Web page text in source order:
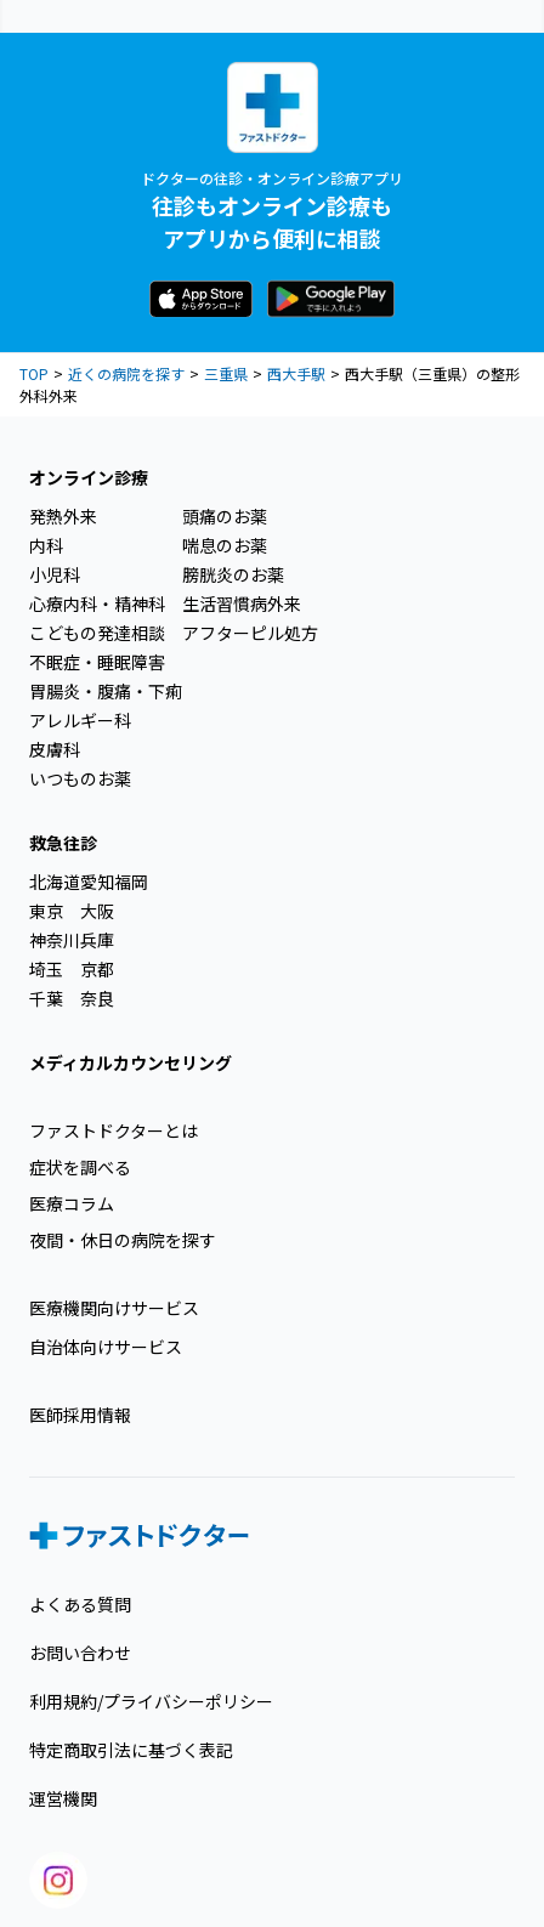
ドクターの往診・オンライン診療アプリ
往診もオンライン診療も
アプリから便利に相談
TOP 近くの病院を探す 三重県 西大手駅
西大手駅（三重県）の整形
外科外来
オンライン診療
発熱外来
内科
小児科
心療内科・精神科
こどもの発達相談
不眠症・睡眠障害
胃腸炎・腹痛・下痢
アレルギー科
皮膚科
いつものお薬
頭痛のお薬
喘息のお薬
膀胱炎のお薬
生活習慣病外来
アフターピル処方
救急往診
北海道
東京
神奈川
埼玉
千葉
愛知
大阪
兵庫
京都
奈良
福岡
メディカルカウンセリング
ファストドクターとは
症状を調べる
医療コラム
夜間・休日の病院を探す
医療機関向けサービス
自治体向けサービス
医師採用情報
よくある質問
お問い合わせ
利用規約/プライバシーポリシー
特定商取引法に基づく表記
運営機関